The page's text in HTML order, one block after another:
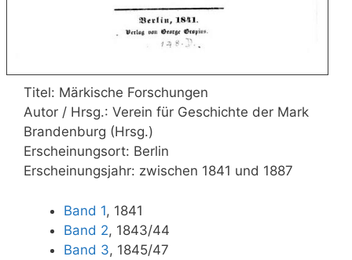
Titel: Märkische Forschungen
Autor / Hrsg.: Verein für Geschichte der Mark
Brandenburg (Hrsg.)
Erscheinungsort: Berlin
Erscheinungsjahr: zwischen 1841 und 1887
Band 1, 1841
Band 2, 1843/44
Band 3, 1845/47